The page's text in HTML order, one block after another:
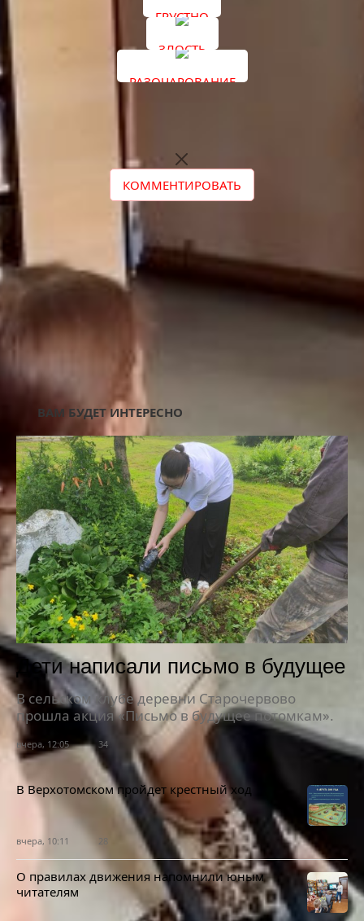
ГРУСТНО
ЗЛОСТЬ
РАЗОЧАРОВАНИЕ
КОММЕНТИРОВАТЬ
AD3-UNDER-TEXT-MOB
ВАМ БУДЕТ ИНТЕРЕСНО
Дети написали письмо в будущее
В сельском клубе деревни Старочервово
прошла акция «Письмо в будущее потомкам».
вчера, 12:05 34
В Верхотомском пройдет крестный ход
вчера, 10:11 28
О правилах движения напомнили юным
читателям